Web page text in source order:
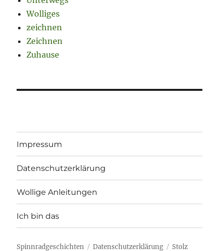
Wolliges
zeichnen
Zeichnen
Zuhause
Impressum
Datenschutzerklärung
Wollige Anleitungen
Ich bin das
Spinnradgeschichten Datenschutzerklärung Stolz